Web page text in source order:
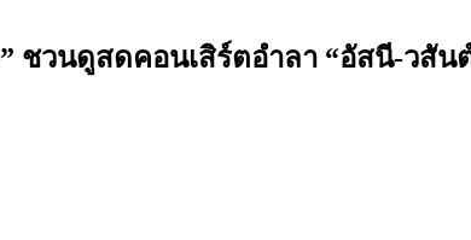
ชวนดูสดคอนเสิร์ตอำลา “อัสนี-วสัน